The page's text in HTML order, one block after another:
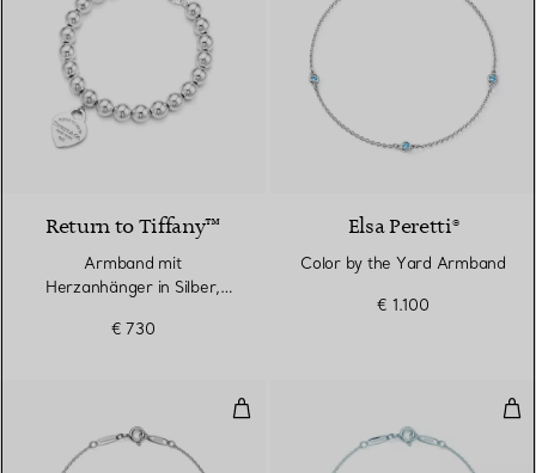
Return to Tiffany™
Armband mit
Herzanhänger in Silber,
€ 730
Elsa Peretti®
Color by the Yard Armband
€ 1.100
Diamonds by the Yard®